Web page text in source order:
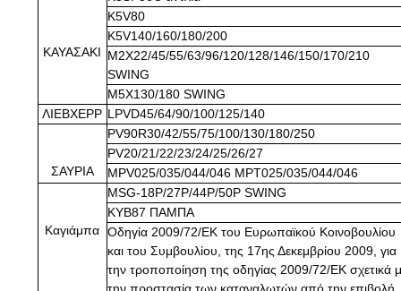
ΚΑΥΑΣΑΚΙ
K5V80
K5V140/160/180/200
M2X22/45/55/63/96/120/128/146/150/170/210
SWING
M5X130/180 SWING
ΛΙΕΒΧΕΡΡ LPVD45/64/90/100/125/140
ΣΑΥΡΙΑ
PV90R30/42/55/75/100/130/180/250
PV20/21/22/23/24/25/26/27
MPV025/035/044/046 MPT025/035/044/046
Καγιάμπα
MSG-18P/27P/44P/50P SWING
ΚΥΒ87 ΠΑΜΠΑ
Οδηγία 2009/72/ΕΚ του Ευρωπαϊκού Κοινοβουλίου
και του Συμβουλίου, της 17ης Δεκεμβρίου 2009, για
την τροποποίηση της οδηγίας 2009/72/ΕΚ σχετικά